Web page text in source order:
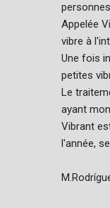
Appelée
vibre à
Une fois
petites
Le
ayant
Vibrant
l'année,